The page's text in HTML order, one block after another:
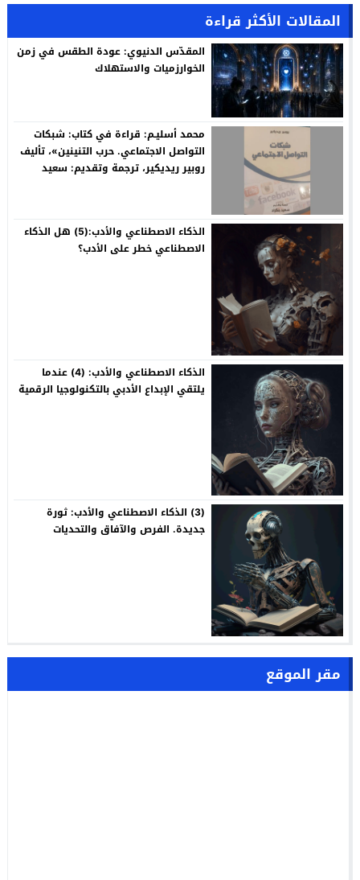
المقالات الأكثر قراءة
المقدّس الدنيوي: عودة الطقس في زمن
الخوارزميات والاستهلاك
محمد أسليـم: قراءة في كتاب: شبكات
التواصل الاجتماعي. حرب التنينين»، تأليف
روبير ريديكير، ترجمة وتقديم: سعيد
الذكاء الاصطناعي والأدب:(5) هل الذكاء
الاصطناعي خطر على الأدب؟
الذكاء الاصطناعي والأدب: (4) عندما
يلتقي الإبداع الأدبي بالتكنولوجيا الرقمية
(3) الذكاء الاصطناعي والأدب: ثورة
جديدة. الفرص والآفاق والتحديات
مقر الموقع